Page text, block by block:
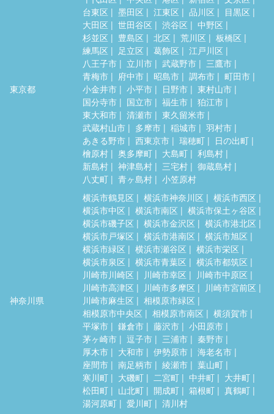
東京都
台東区
墨田区 江東区 品川区
目黒区
大田区
世田谷区 渋谷区
中野区
杉並区
豊島区 北区 荒川区
板橋区
練馬区
足立区 葛飾区
江戸川区
八王子市
立川市 武蔵野市
三鷹市
青梅市
府中市 昭島市 調布市
町田市
小金井市
小平市 日野市
東村山市
国分寺市
国立市 福生市
狛江市
東大和市
清瀬市
東久留米市
武蔵村山市
多摩市 稲城市
羽村市
あきる野市
西東京市 瑞穂町
日の出町
檜原村
奥多摩町 大島町
利島村
新島村
神津島村 三宅村
御蔵島村
八丈町
青ヶ島村 小笠原村
神奈川県
横浜市鶴見区 横浜市神奈川区
横浜市西区
横浜市中区
横浜市南区
横浜市保土ヶ谷区
横浜市磯子区
横浜市金沢区
横浜市港北区
横浜市戸塚区
横浜市港南区
横浜市旭区
横浜市緑区
横浜市瀬谷区
横浜市栄区
横浜市泉区
横浜市青葉区
横浜市都筑区
川崎市川崎区
川崎市幸区
川崎市中原区
川崎市高津区
川崎市多摩区
川崎市宮前区
川崎市麻生区
相模原市緑区
相模原市中央区
相模原市南区
横須賀市
平塚市
鎌倉市 藤沢市
小田原市
茅ヶ崎市
逗子市 三浦市
秦野市
厚木市
大和市 伊勢原市
海老名市
座間市
南足柄市 綾瀬市
葉山町
寒川町
大磯町 二宮町 中井町
大井町
松田町
山北町 開成町 箱根町
真鶴町
湯河原町
愛川町 清川村